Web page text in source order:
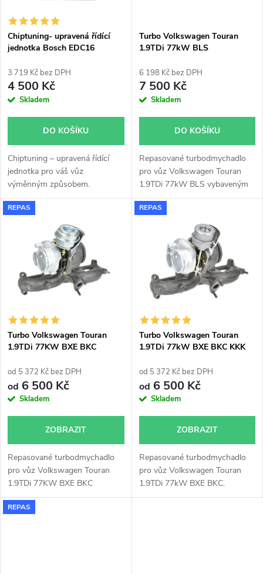
í
p
r
o
u
k
t
s
p
r
o
d
u
k
ů
Chiptuning- upravená řídící
jednotka Bosch EDC16
3 719 Kč bez DPH
4 500 Kč
Skladem
DO KOŠÍKU
Chiptuning – upravená řídící
jednotka pro váš vůz
výměnným způsobem.
Turbo Volkswagen Touran
1.9TDi 77kW BLS
54399700067 54399700072
6 198 Kč bez DPH
7 500 Kč
Skladem
DO KOŠÍKU
Repasované turbodmychadlo
pro vůz Volkswagen Touran
1.9TDi 77kW BLS vybaveným
filtrem pevných částic(DPF).
REPAS
Turbo Volkswagen Touran
1.9TDi 77KW BXE BKC
od 5 372 Kč bez DPH
od 6 500 Kč
Skladem
ZOBRAZIT
Repasované turbodmychadlo
pro vůz Volkswagen Touran
1.9TDi 77KW BXE BKC
REPAS
Turbo Volkswagen Touran
1.9TDi 77kW BXE BKC KKK
od 5 372 Kč bez DPH
od 6 500 Kč
Skladem
ZOBRAZIT
Repasované turbodmychadlo
pro vůz Volkswagen Touran
1.9TDi 77kW BXE BKC.
REPAS